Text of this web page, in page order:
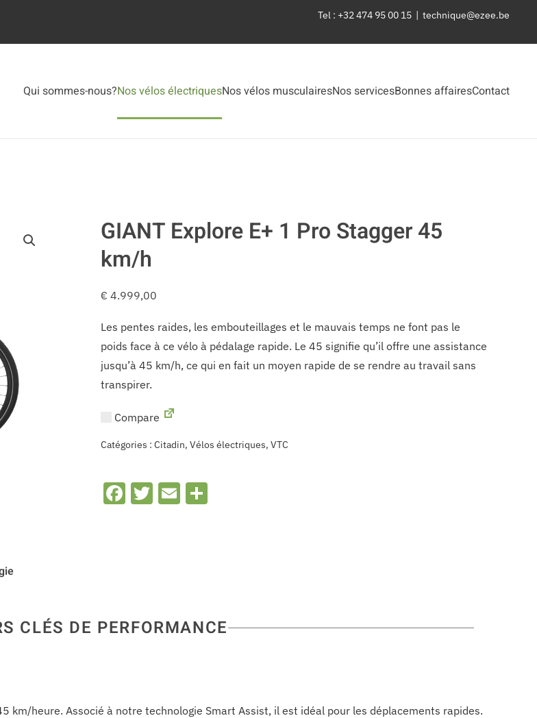
Tel : +32 474 95 00 15 | technique@ezee.be
Qui sommes-nous?Nos vélos électriquesNos vélos musculairesNos servicesBonnes affairesContact
GIANT Explore E+ 1 Pro Stagger 45
km/h
€ 4.999,00
Les pentes raides, les embouteillages et le mauvais temps ne font pas le
poids face à ce vélo à pédalage rapide. Le 45 signifie qu’il offre une assistance
jusqu’à 45 km/h, ce qui en fait un moyen rapide de se rendre au travail sans
transpirer.
Compare
Catégories : Citadin, Vélos électriques, VTC
Facebook
Twitter
Email
CLÉS DE PERFORMANCE
km/heure. Associé à notre technologie Smart Assist, il est idéal pour les déplacements rapides.